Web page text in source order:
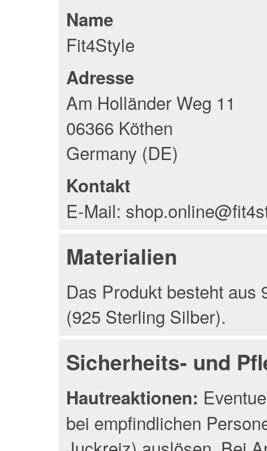
Name
Fit4Style
Adresse
Am Holländer Weg 11
06366 Köthen
Germany (DE)
Kontakt
E-Mail:
Materialien
Das Produkt besteht aus
(925 Sterling Silber).
Sicherheits- und
Hautreaktionen:
bei empfindlichen